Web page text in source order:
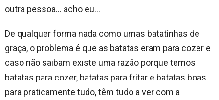
outra pessoa… acho eu…
De qualquer forma nada como umas batatinhas de
graça, o problema é que as batatas eram para cozer e
caso não saibam existe uma razão porque temos
batatas para cozer, batatas para fritar e batatas boas
para praticamente tudo, têm tudo a ver com a